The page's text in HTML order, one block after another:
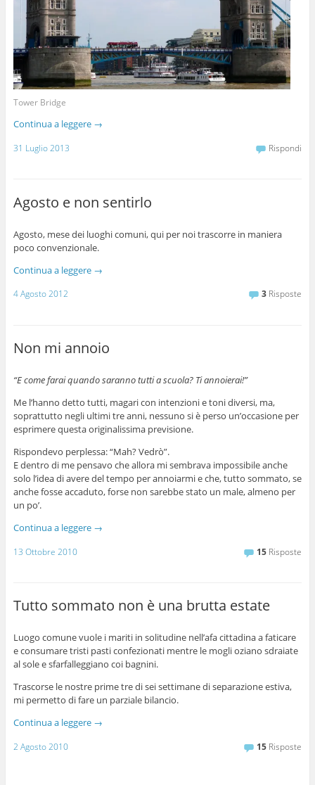
Tower Bridge
Continua a leggere →
31 Luglio 2013 Rispondi
Agosto e non sentirlo
Agosto, mese dei luoghi comuni, qui per noi trascorre in maniera
poco convenzionale.
Continua a leggere →
4 Agosto 2012 3 Risposte
Non mi annoio
“E come farai quando saranno tutti a scuola? Ti annoierai!”
Me l’hanno detto tutti, magari con intenzioni e toni diversi, ma,
soprattutto negli ultimi tre anni, nessuno si è perso un’occasione per
esprimere questa originalissima previsione.
Rispondevo perplessa: “Mah? Vedrò”.
E dentro di me pensavo che allora mi sembrava impossibile anche
solo l’idea di avere del tempo per annoiarmi e che, tutto sommato, se
anche fosse accaduto, forse non sarebbe stato un male, almeno per
un po’.
Continua a leggere →
13 Ottobre 2010 15 Risposte
Tutto sommato non è una brutta estate
Luogo comune vuole i mariti in solitudine nell’afa cittadina a faticare
e consumare tristi pasti confezionati mentre le mogli oziano sdraiate
al sole e sfarfalleggiano coi bagnini.
Trascorse le nostre prime tre di sei settimane di separazione estiva,
mi permetto di fare un parziale bilancio.
Continua a leggere →
2 Agosto 2010 15 Risposte